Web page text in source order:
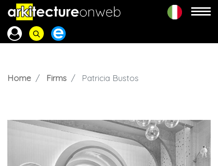
Home Firms Patricia Bustos